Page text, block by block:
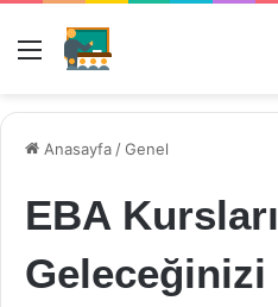
Menü
Anasayfa /Genel
EBA
Geleceğinizi